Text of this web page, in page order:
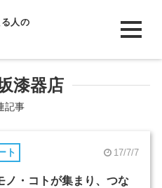
人の
漆器店
記事
ト 17/7/7
ノ・コトが集まり、つな